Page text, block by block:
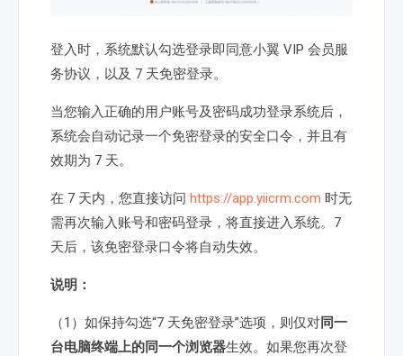
登入时，系统默认勾选登录即同意小翼 VIP 会员服
务协议，以及 7 天免密登录。
当您输入正确的用户账号及密码成功登录系统后，
系统会自动记录一个免密登录的安全口令，并且有
效期为 7 天。
在 7 天内，您直接访问 https://app.yiicrm.com 时无
需再次输入账号和密码登录，将直接进入系统。7
天后，该免密登录口令将自动失效。
说明：
（1）如保持勾选“7 天免密登录”选项，则仅对同一
台电脑终端上的同一个浏览器生效。如果您再次登